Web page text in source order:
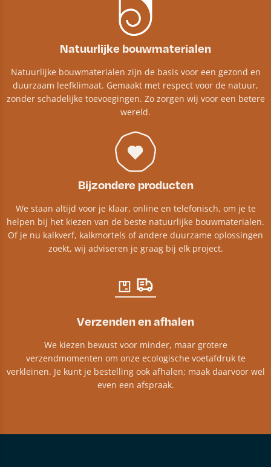
Natuurlijke bouwmaterialen
Natuurlijke bouwmaterialen zijn de basis voor een gezond en
duurzaam leefklimaat. Gemaakt met respect voor de natuur,
zonder schadelijke toevoegingen. Zo zorgen wij voor een betere
wereld.
Bijzondere producten
We staan altijd voor je klaar, online en telefonisch, om je te
helpen bij het kiezen van de beste natuurlijke bouwmaterialen.
Of je nu kalkverf, kalkmortels of andere duurzame oplossingen
zoekt, wij adviseren je graag bij elk project.​
Verzenden en afhalen
We kiezen bewust voor minder, maar grotere
verzendmomenten om onze ecologische voetafdruk te
verkleinen. Je kunt je bestelling ook afhalen; maak daarvoor wel
even een afspraak.